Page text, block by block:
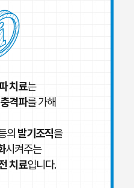
치료는
격파를 가해
의 발기조직을
시켜주는
치료입니다.